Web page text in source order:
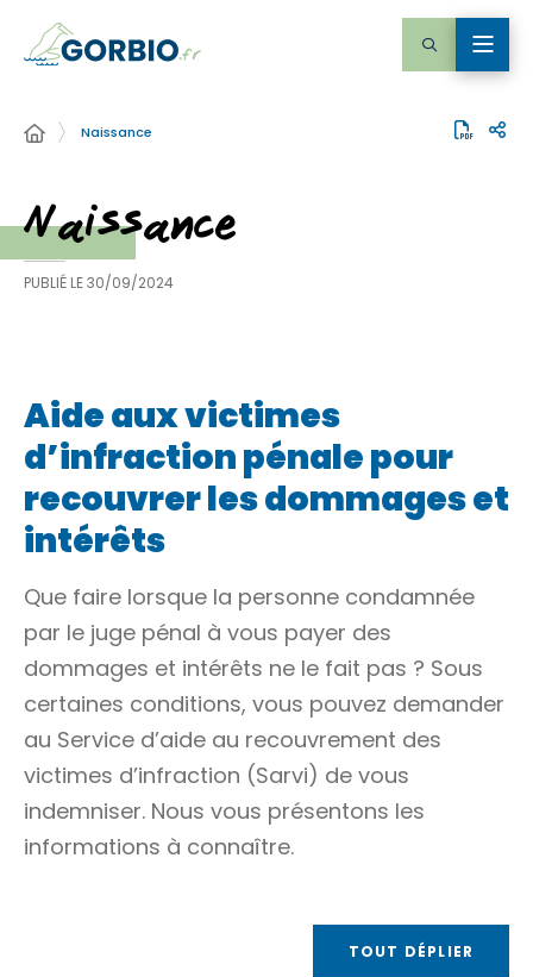
Naissance
Naissance
PUBLIÉ LE30/09/2024
Aide aux victimes
d’infraction pénale pour
recouvrer les dommages et
intérêts
Que faire lorsque la personne condamnée
par le juge pénal à vous payer des
dommages et intérêts ne le fait pas ? Sous
certaines conditions, vous pouvez demander
au Service d’aide au recouvrement des
victimes d’infraction (Sarvi) de vous
indemniser. Nous vous présentons les
informations à connaître.
TOUT DÉPLIER